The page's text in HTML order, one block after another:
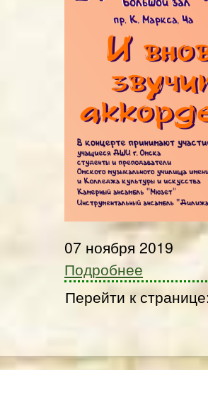
07 ноября 2019
Подробнее
Перейти к